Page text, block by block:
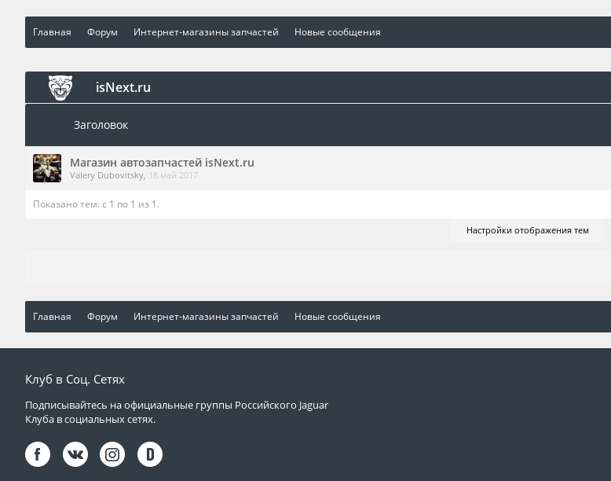
Главная Форум Интернет-магазины запчастей Новые сообщения
isNext.ru
Заголовок
Магазин автозапчастей isNext.ru
Valery Dubovitsky, 18 май 2017
Показано тем: с 1 по 1 из 1.
Настройки отображения тем
Главная Форум Интернет-магазины запчастей Новые сообщения
Клуб в Соц. Сетях
Подписывайтесь на официальные группы Российского Jaguar
Клуба в социальных сетях.